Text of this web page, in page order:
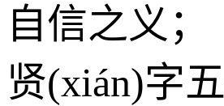
自信之义；
贤(xián)字